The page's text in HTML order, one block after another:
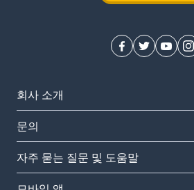
회사 소개
문의
자주 묻는 질문 및 도움말